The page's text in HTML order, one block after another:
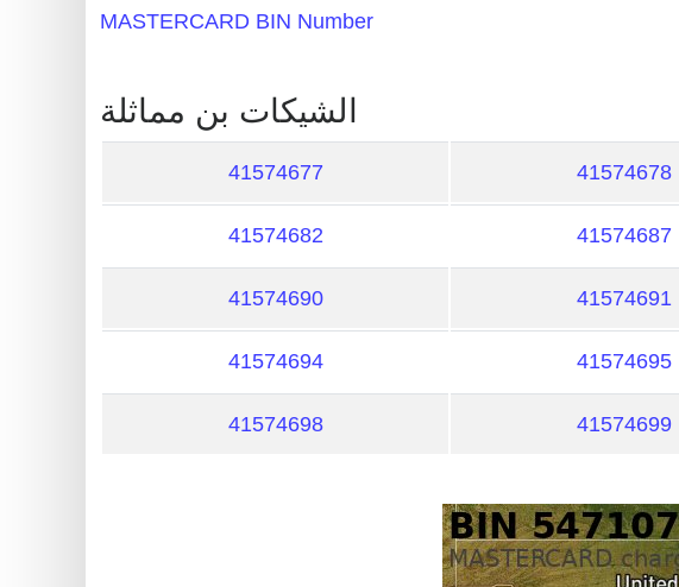
?
Lookup
IP
Checker
MASTERCARD BIN Number
الشيكات بن مماثلة
41574677 41574678
41574682 41574687
41574690 41574691
41574694 41574695
41574698 41574699